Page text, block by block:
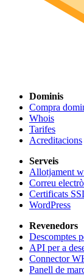
Dominis
Compra
Whois
Tarifes
Acreditacions
Serveis
Allotjament
Correu
Certificats
WordPress
Revenedors
Descomptes
API per a
Connector
Panell de